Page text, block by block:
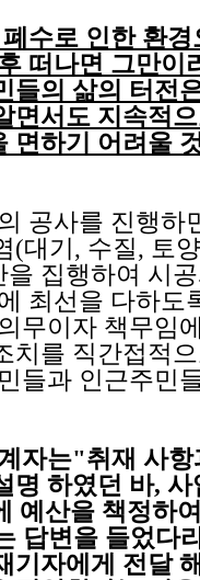
수로 인한 환
떠나면 그만이
들의 삶의 터전
면서도 지속적
면하기 어려울
공사를 진행하
(대기, 수질, 토
집행하여 시
최선을 다하도
무이자 책무임
치를 직간접적
들과 인근주민
자는"취재 사
명 하였던 바,
예산을 책정하
답변을 들었다
기자에게 전달